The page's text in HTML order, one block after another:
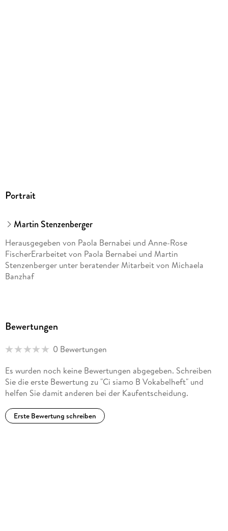
Portrait
Martin Stenzenberger
Herausgegeben von Paola Bernabei und Anne-Rose
FischerErarbeitet von Paola Bernabei und Martin
Stenzenberger unter beratender Mitarbeit von Michaela
Banzhaf
Bewertungen
0 Bewertungen
Es wurden noch keine Bewertungen abgegeben. Schreiben
Sie die erste Bewertung zu "Ci siamo B Vokabelheft" und
helfen Sie damit anderen bei der Kaufentscheidung.
Erste Bewertung schreiben